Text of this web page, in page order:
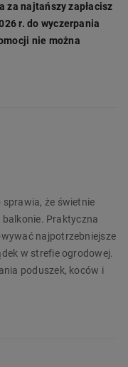
za najtańszy zapłacisz
r. do wyczerpania
nie można
że świetnie
balkonie. Praktyczna
najpotrzebniejsze
w strefie ogrodowej.
poduszek, koców i
komponuje się z